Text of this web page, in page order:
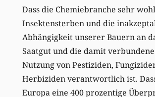
Dass die Chemiebranche sehr
Insektensterben und die
Abhängigkeit unserer Bauern an
Saatgut und die damit
Nutzung von Pestiziden,
Herbiziden verantwortlich ist.
Europa eine 400 prozentige